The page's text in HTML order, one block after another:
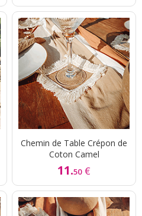
Chemin de Table Crépon de
Coton Camel
11.50 €